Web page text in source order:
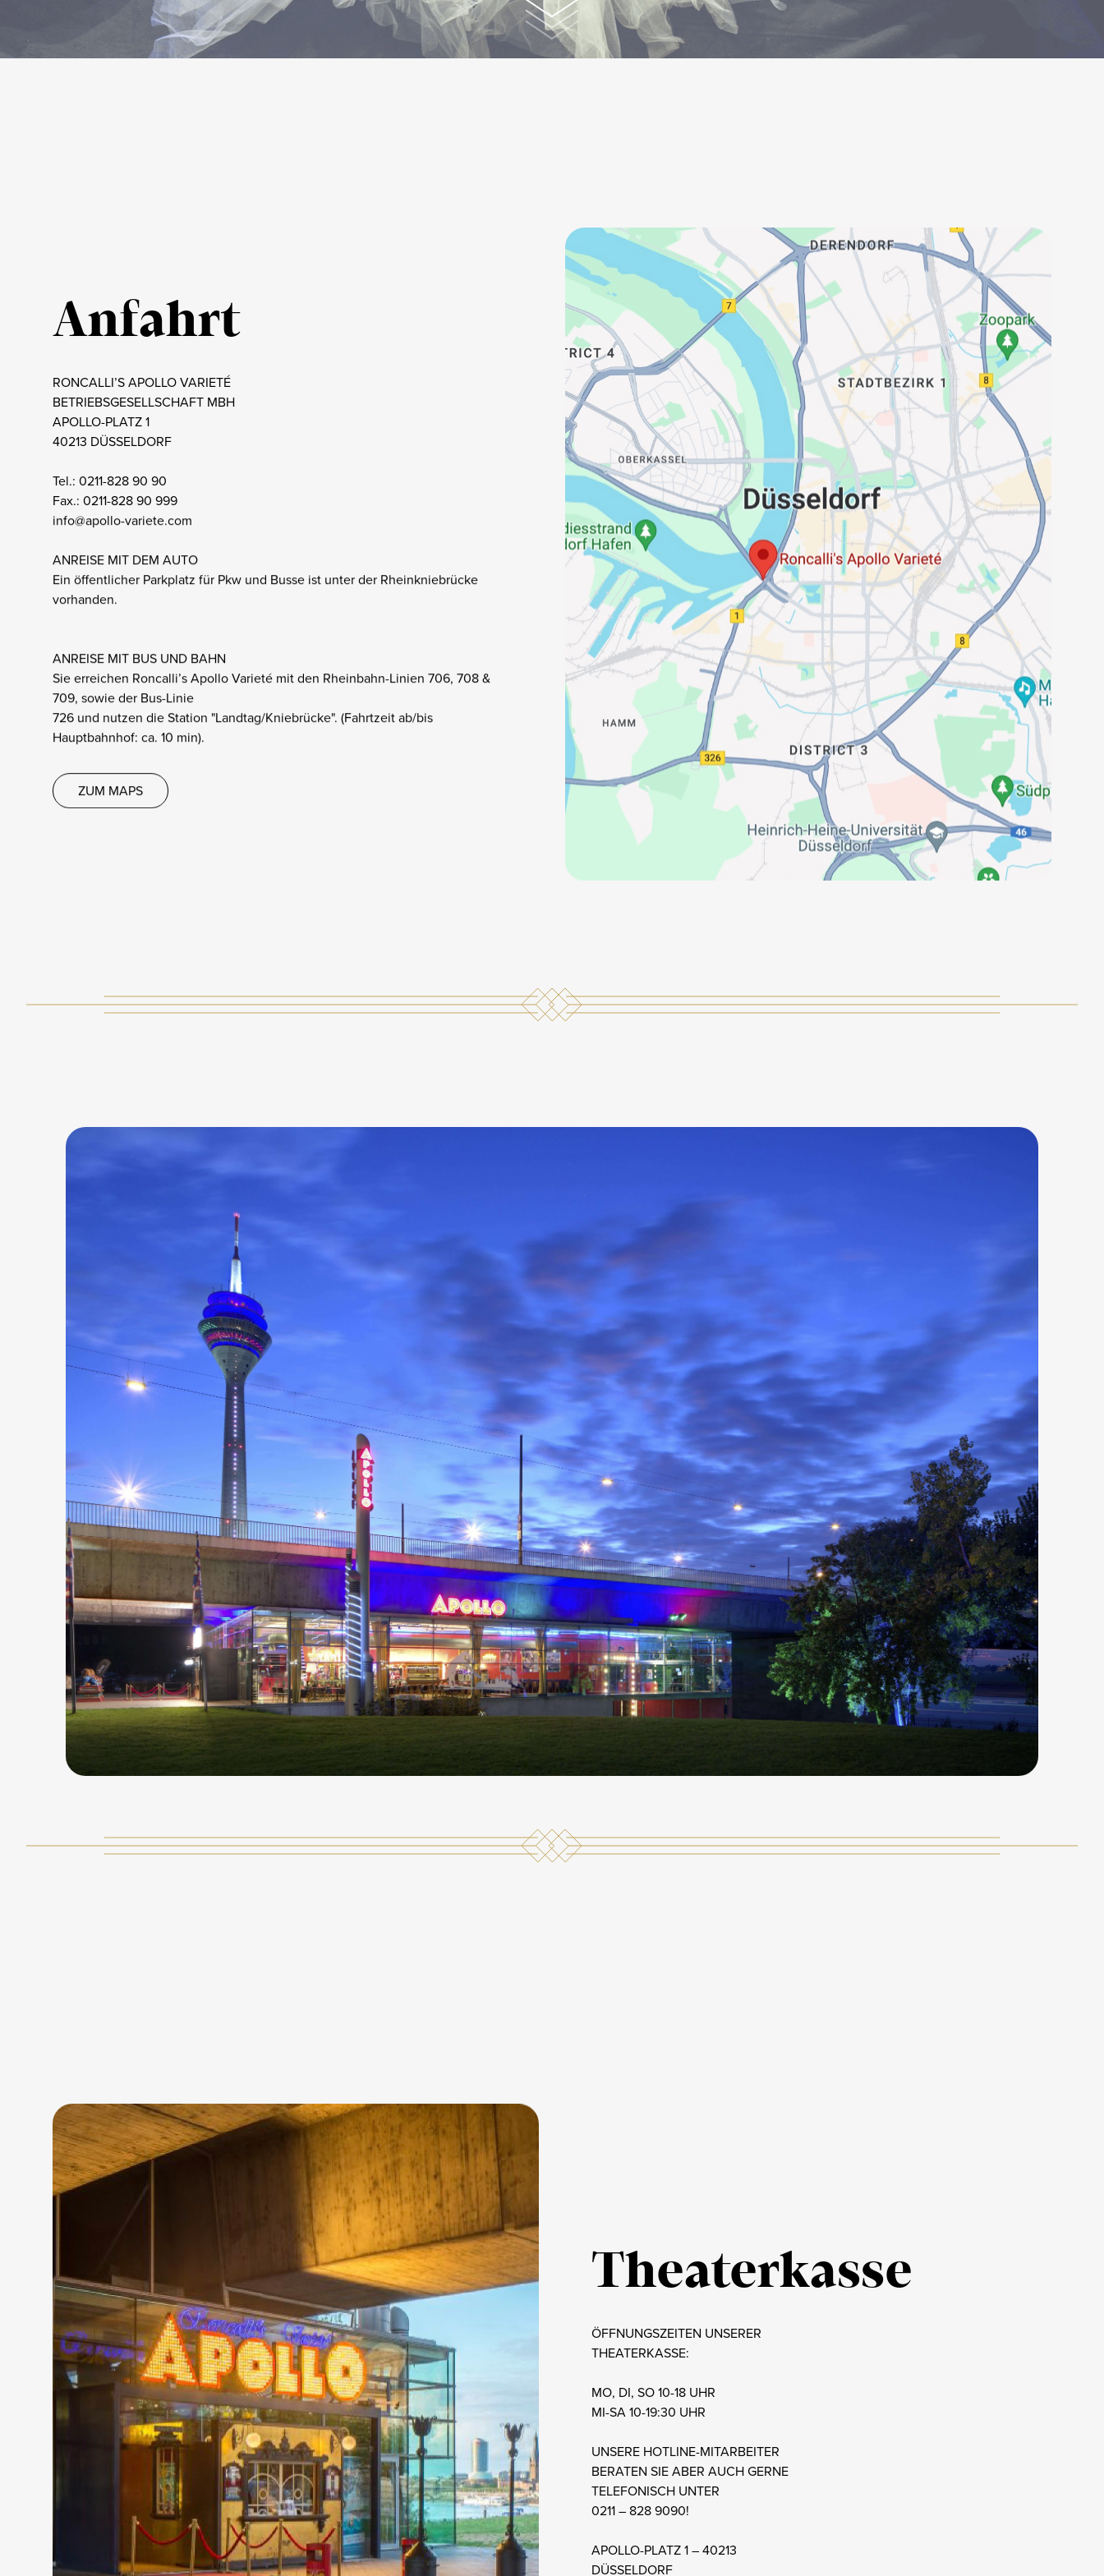
Anfahrt
RONCALLI’S APOLLO VARIETÉ
BETRIEBSGESELLSCHAFT MBH
APOLLO-PLATZ 1
40213 DÜSSELDORF
Tel.: 0211-828 90 90
Fax.: 0211-828 90 999
info@apollo-variete.com
ANREISE MIT DEM AUTO
Ein öffentlicher Parkplatz für Pkw und Busse ist unter der Rheinkniebrücke
vorhanden.
ANREISE MIT BUS UND BAHN
Sie erreichen Roncalli’s Apollo Varieté mit den Rheinbahn-Linien 706, 708 &
709, sowie der Bus-Linie
726 und nutzen die Station "Landtag/Kniebrücke". (Fahrtzeit ab/bis
Hauptbahnhof: ca. 10 min).
ZUM MAPS
Theaterkasse
ÖFFNUNGSZEITEN UNSERER
THEATERKASSE:
MO, DI, SO 10-18 UHR
MI-SA 10-19:30 UHR
UNSERE HOTLINE-MITARBEITER
BERATEN SIE ABER AUCH GERNE
TELEFONISCH UNTER
0211 – 828 9090!
APOLLO-PLATZ 1 – 40213
DÜSSELDORF